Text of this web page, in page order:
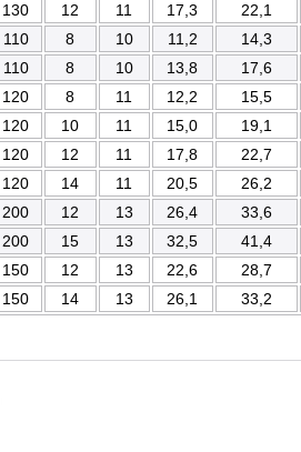
130 12 11 17,3
22,1
110 8 10 11,2
14,3
110 8 10 13,8
17,6
120 8 11 12,2
15,5
120 10 11 15,0
19,1
120 12 11 17,8
22,7
120 14 11 20,5
26,2
200 12 13 26,4
33,6
200 15 13 32,5
41,4
150 12 13 22,6
28,7
150 14 13 26,1 33,2